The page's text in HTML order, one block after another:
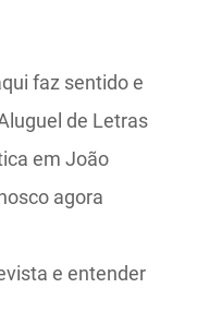
faz sentido e
de Letras
em João
agora
e entender